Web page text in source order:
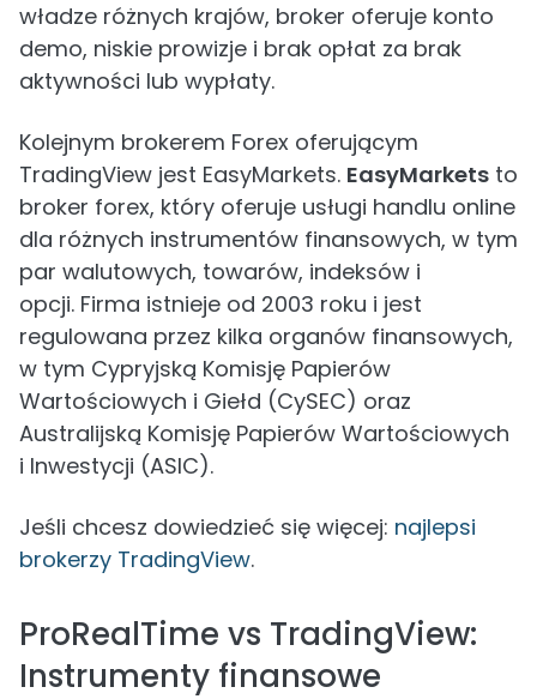
władze różnych krajów, broker oferuje konto
demo, niskie prowizje i brak opłat za brak
aktywności lub wypłaty.
Kolejnym brokerem Forex oferującym
TradingView jest EasyMarkets. EasyMarkets to
broker forex, który oferuje usługi handlu online
dla różnych instrumentów finansowych, w tym
par walutowych, towarów, indeksów i
opcji. Firma istnieje od 2003 roku i jest
regulowana przez kilka organów finansowych,
w tym Cypryjską Komisję Papierów
Wartościowych i Giełd (CySEC) oraz
Australijską Komisję Papierów Wartościowych
i Inwestycji (ASIC).
Jeśli chcesz dowiedzieć się więcej: najlepsi
brokerzy TradingView.
ProRealTime vs TradingView:
Instrumenty finansowe